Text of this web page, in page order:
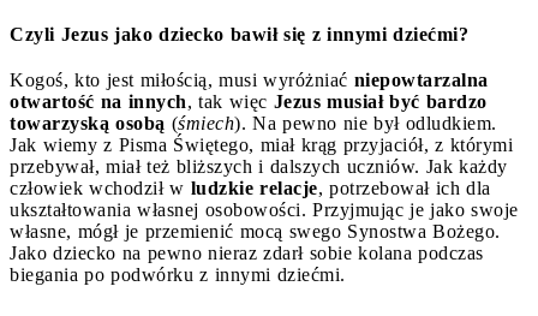
Czyli Jezus jako dziecko bawił się z innymi dziećmi?
Kogoś, kto jest miłością, musi wyróżniać niepowtarzalna
otwartość na innych, tak więc Jezus musiał być bardzo
towarzyską osobą (śmiech). Na pewno nie był odludkiem.
Jak wiemy z Pisma Świętego, miał krąg przyjaciół, z którymi
przebywał, miał też bliższych i dalszych uczniów. Jak każdy
człowiek wchodził w ludzkie relacje, potrzebował ich dla
ukształtowania własnej osobowości. Przyjmując je jako swoje
własne, mógł je przemienić mocą swego Synostwa Bożego.
Jako dziecko na pewno nieraz zdarł sobie kolana podczas
biegania po podwórku z innymi dziećmi.